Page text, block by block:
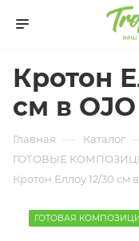
Кротон
см в OJO
Главная — Каталог
ГОТОВЫЕ
Кротон Еллоу 12/30 см
ГОТОВАЯ